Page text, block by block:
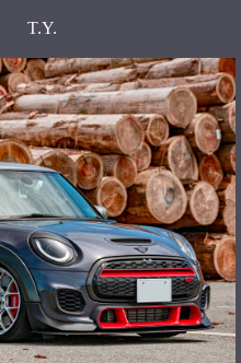
T.Y.